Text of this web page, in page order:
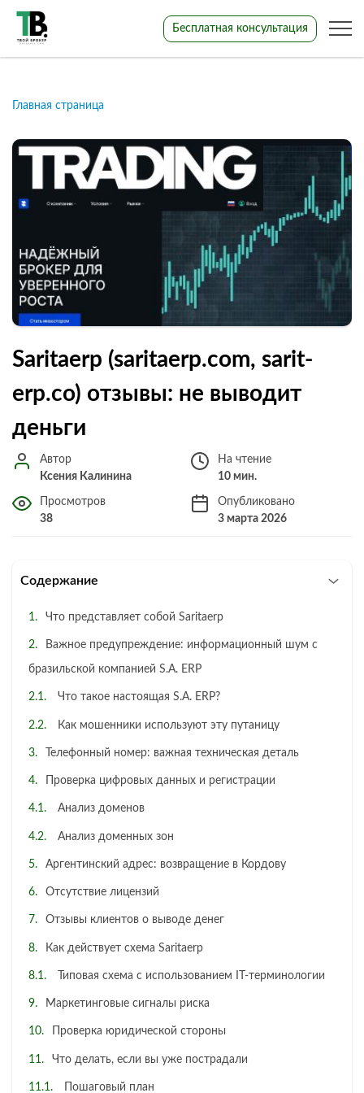
Бесплатная консультация
Главная страница
Saritaerp (saritaerp.com, sarit-
erp.co) отзывы: не выводит
деньги
Автор
Ксения Калинина
На чтение
10 мин.
Просмотров
38
Опубликовано
3 марта 2026
Содержание
Что представляет собой Saritaerp
Важное предупреждение: информационный шум с
бразильской компанией S.A. ERP
Что такое настоящая S.A. ERP?
Как мошенники используют эту путаницу
Телефонный номер: важная техническая деталь
Проверка цифровых данных и регистрации
Анализ доменов
Анализ доменных зон
Аргентинский адрес: возвращение в Кордову
Отсутствие лицензий
Отзывы клиентов о выводе денег
Как действует схема Saritaerp
Типовая схема с использованием IT-терминологии
Маркетинговые сигналы риска
Проверка юридической стороны
Что делать, если вы уже пострадали
Пошаговый план